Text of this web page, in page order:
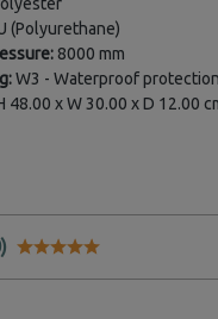
(Polyurethane)
8000 mm
W3 - Waterproof
48.00 x W 30.00 x D 12.00